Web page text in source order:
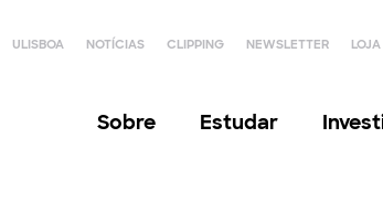
ULISBOA NOTÍCIAS CLIPPING NEWSLETTER LOJA
Sobre Estudar